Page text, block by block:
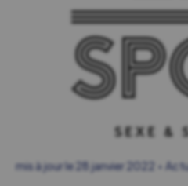
mis à jour le 28 janvier 2022